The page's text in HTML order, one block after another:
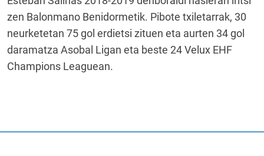
zen Balonmano Benidormetik. Pibote txiletarrak, 30
neurketetan 75 gol erdietsi zituen eta aurten 34 gol
daramatza Asobal Ligan eta beste 24 Velux EHF
Champions Leaguean.